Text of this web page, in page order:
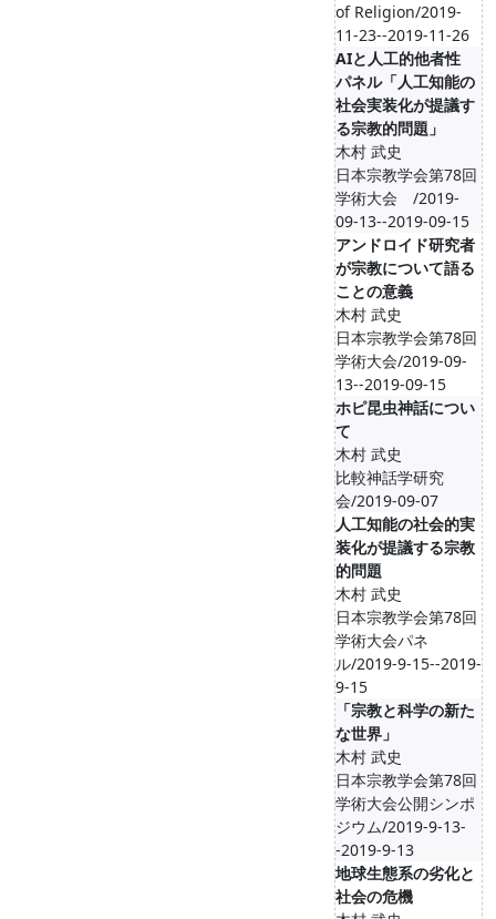
of Religion/2019-
11-23--2019-11-26
AIと人工的他者性
パネル「人工知能の
社会実装化が提議す
る宗教的問題」
木村 武史
日本宗教学会第78回
学術大会 /2019-
09-13--2019-09-15
アンドロイド研究者
が宗教について語る
ことの意義
木村 武史
日本宗教学会第78回
学術大会/2019-09-
13--2019-09-15
ホピ昆虫神話につい
て
木村 武史
比較神話学研究
会/2019-09-07
人工知能の社会的実
装化が提議する宗教
的問題
木村 武史
日本宗教学会第78回
学術大会パネ
ル/2019-9-15--2019-
9-15
「宗教と科学の新た
な世界」
木村 武史
日本宗教学会第78回
学術大会公開シンポ
ジウム/2019-9-13-
-2019-9-13
地球生態系の劣化と
社会の危機